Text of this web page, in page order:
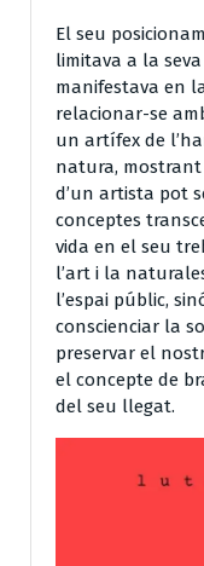
El seu
limitava a la
manifestava en
relacionar-se
un artífex de
natura,
d’un artista pot
conceptes
vida en el seu
l’art i la
l’espai públic,
conscienciar la
preservar el
el concepte de
del seu llegat.